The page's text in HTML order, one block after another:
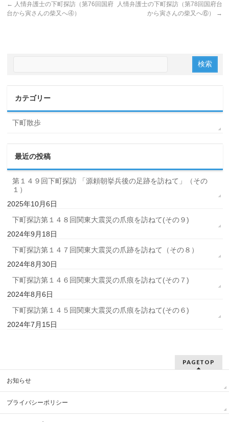
← 人情弁護士の下町探訪（第76回国府
台から寅さんの柴又へ④）
人情弁護士の下町探訪（第78回国府台
から寅さんの柴又へ⑥）
→
カテゴリー
下町散歩
最近の投稿
第１４９回下町探訪 「源頼朝挙兵後の足跡を訪ねて」（その
１）
2025年10月6日
下町探訪第１４８回関東大震災の爪痕を訪ねて(その９)
2024年9月18日
下町探訪第１４７回関東大震災の爪跡を訪ねて（その８）
2024年8月30日
下町探訪第１４６回関東大震災の爪痕を訪ねて(その７)
2024年8月6日
下町探訪第１４５回関東大震災の爪痕を訪ねて(その６)
2024年7月15日
PAGETOP
お知らせ
プライバシーポリシー